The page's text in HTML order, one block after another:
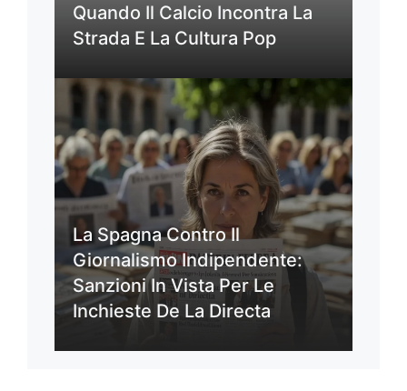
Quando Il Calcio Incontra La
Strada E La Cultura Pop
La Spagna Contro Il
Giornalismo Indipendente:
Sanzioni In Vista Per Le
Inchieste De La Directa